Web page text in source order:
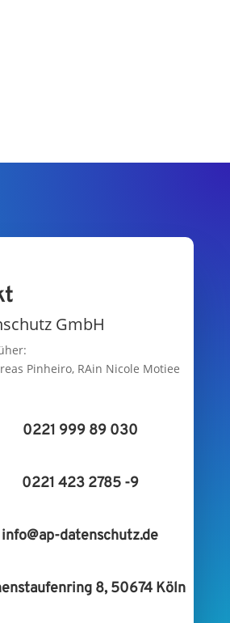
GmbH
Pinheiro, RAin Nicole Motiee
0221 999 89 030
0221 423 2785 -9
info@ap-datenschutz.de
8, 50674 Köln